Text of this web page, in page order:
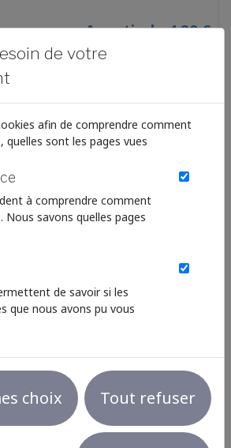
A partir de 4.20 €
de votre
afin de comprendre comment
sont les pages vues
à comprendre comment
savons quelles pages
viennent nos visiteurs. Ils
de savoir si les
que nous avons pu vous
choix Tout refuser